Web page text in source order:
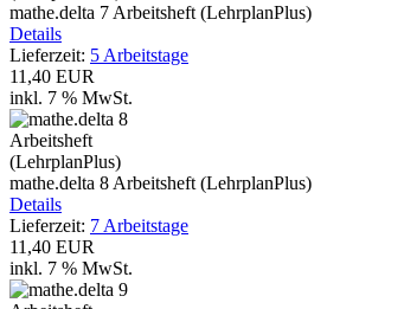
mathe.delta 7 Arbeitsheft (LehrplanPlus)
Details
Lieferzeit: 5 Arbeitstage
11,40 EUR
inkl. 7 % MwSt.
mathe.delta 8 Arbeitsheft (LehrplanPlus)
Details
Lieferzeit: 7 Arbeitstage
11,40 EUR
inkl. 7 % MwSt.